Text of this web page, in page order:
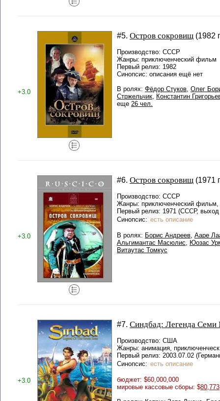
+3.0
#5. Остров сокровищ (1982
Производство: СССР
Жанры: приключенческий фильм
Первый релиз: 1982
Синопсис: описания ещё нет
В ролях: Фёдор Стуков, Олег
Стржельчик, Константин
еще 26 чел.
+3.0
#6. Остров сокровищ (1971
Производство: СССР
Жанры: приключенческий
Первый релиз: 1971 (СССР, выход
Синопсис: есть описание
В ролях: Борис Андреев, Ааре
Альгимантас Масюлис, Юозас
Витаутас Томкус
+3.0
#7. Синдбад: Легенда
Производство: США
Жанры: анимация,
Первый релиз: 2003.07.02
Синопсис: есть описание
бюджет: $60,000,000
мировые кассовые сборы: $